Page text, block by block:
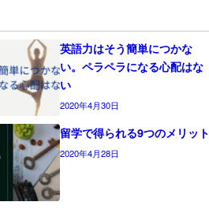
英語力はそう簡単につかな
い。ペラペラになる心配はな
い
2020年4月30日
留学で得られる9つのメリット
2020年4月28日